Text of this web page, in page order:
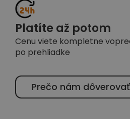
Platíte až potom
Cenu viete kompletne
po prehliadke
Prečo nám dôverovať